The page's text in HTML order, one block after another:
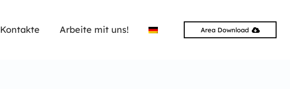
Kontakte Arbeite mit uns! Area Download